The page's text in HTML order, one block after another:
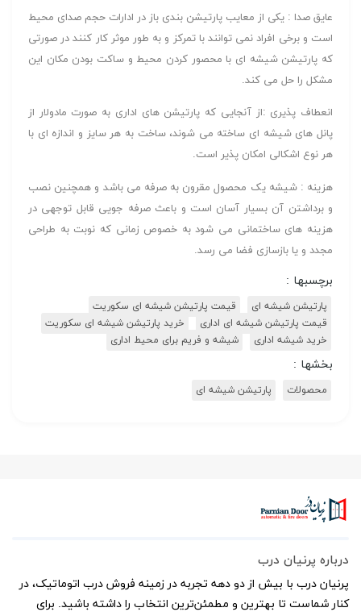
عایق صدا : یکی از معایب پارتیشن بندی باز در ادارات حجم صدای محیط
است و برخی افراد نمی توانند با تمرکز و به طور موثر کار کنند در صورتی
که پارتیشن شیشه ای با محصور کردن محیط و ساکت بودن مکان این
مشکل را حل می کند.
انعطاف پذیری :از آنجایی که پارتیشن های اداری به صورت مادولار از
پانل های شیشه ای ساخته می شوند، ساخت به هر سایز و اندازه ای با
هر نوع اشکالی امکان پذیر است.
هزینه : شیشه یک محصول مقرون به صرفه می باشد و همچنین نصب
و برداشتن آن بسیار آسان است و باعث صرفه جویی قابل توجهی در
هزینه های ساختمانی می شود به خصوص زمانی که نوبت به طراحی
مجدد و یا بازسازی فضا می رسد.
برچسبها :
پارتیشن شیشه ای
قیمت پارتیشن شیشه ای سکوریت
قیمت پارتیشن شیشه ای اداری
خرید پارتیشن شیشه ای سکوریت
خرید شیشه اداری
شیشه و فریم برای محیط اداری
بخشها :
محصولات پارتیشن شیشه ای
درباره پرنیان درب
پرنیان درب با بیش از دو دهه تجربه در زمینه فروش درب اتوماتیک، در
کنار شماست تا بهترین و مطمئن‌ترین انتخاب را داشته باشید. برای